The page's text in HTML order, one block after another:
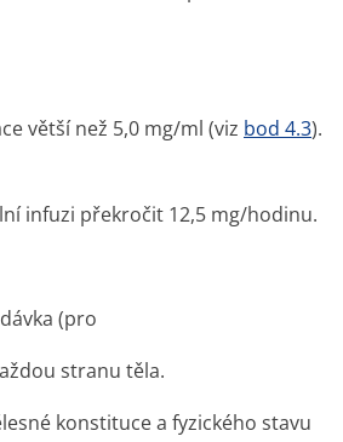
větší než 5,0 mg/ml (viz bod 4.3).
infuzi překročit 12,5 mg/hodinu.
(pro
stranu těla.
konstituce a fyzického stavu